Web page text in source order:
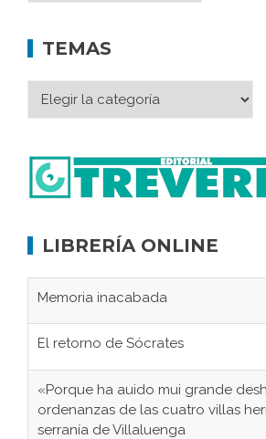
TEMAS
LIBRERÍA ONLINE
Memoria inacabada
El retorno de Sócrates
«Porque ha auido mui grande
ordenanzas de las cuatro villas
serranía de Villaluenga